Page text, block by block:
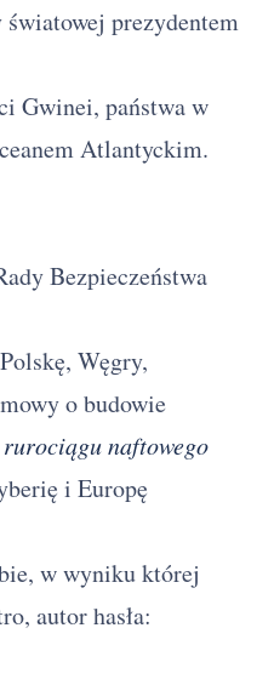
prezydentem
Gwinei, państwa w
Atlantyckim.
Bezpieczeństwa
Węgry,
o budowie
rurociągu naftowego
i Europę
w wyniku której
autor hasła: